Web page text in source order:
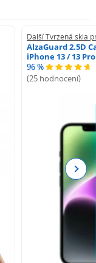
Další Tvrzená skla
AlzaGuard 2.5D
iPhone 13 / 13 Pro
96 %
(25 hodnocení)
Next